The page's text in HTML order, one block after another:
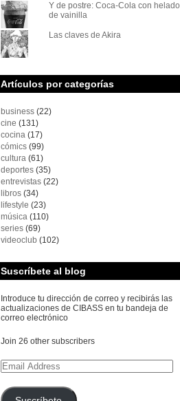
Y de postre: Coca-Cola con helado
de vainilla
Las claves de Akira
Artículos por categorías
business(22)
cine (131)
cocina(17)
cómics(99)
cultura(61)
deportes(35)
entrevistas(22)
libros(34)
lifestyle (23)
música(110)
series(69)
videoclub (102)
Suscríbete al blog
Introduce tu dirección de correo y recibirás las
actualizaciones de CIBASS en tu bandeja de
correo electrónico
Join 26 other subscribers
Email
Address